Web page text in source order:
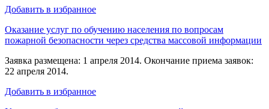
Добавить в избранное
Оказание услуг по обучению населения по вопросам
пожарной безопасности через средства массовой информации
Заявка размещена: 1 апреля 2014. Окончание приема заявок:
22 апреля 2014.
Добавить в избранное